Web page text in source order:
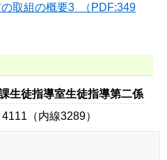
取組の概要3 （PDF:349
生徒指導室生徒指導第二係
（内線3289）